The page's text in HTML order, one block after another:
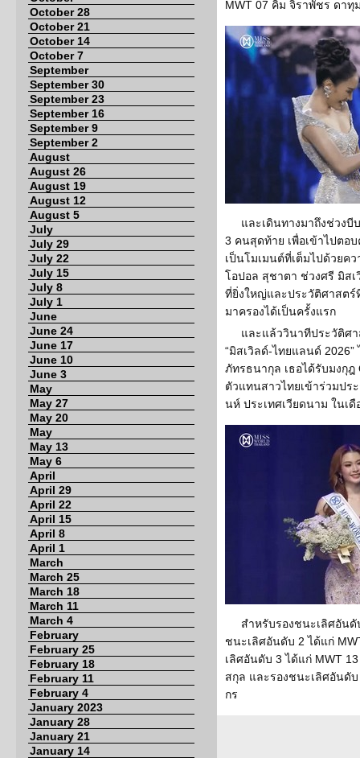
October 28
October 21
October 14
October 7
September
September 30
September 23
September 16
September 9
September 2
August
August 26
August 19
August 12
August 5
July
July 29
July 22
July 15
July 8
July 1
June
June 24
June 17
June 10
June 3
May
May 27
May 20
May
May 13
May 6
April
April 29
April 22
April 15
April 8
April 1
March
March 25
March 18
March 11
March 4
February
February 25
February 18
February 11
February 4
January 2023
January 28
January 21
January 14
MWT 07 คิม จิราพัชร ดาทุ
และเดินทางมาถึงช่วงบี
3 คนสุดท้าย เพื่อเข้าไปตอ
เป็นโมเมนต์ที่เต็มไปด้วยค
โอปอล สุชาตา ช่วงศรี มิส
ที่ยิ่งใหญ่และประวัติศาสตร์
มาครองได้เป็นครั้งแรก
และแล้ววินาทีประวัติศ
“มิสเวิลด์-ไทยแลนด์
ภัทรธนากุล เธอได้รับมงกุฎ
ตัวแทนสาวไทยเข้าร่วมปร
นห์ ประเทศเวียดนาม ในเ
สำหรับรองชนะเลิศอันดั
ชนะเลิศอันดับ 2 ได้แก่
เลิศอันดับ 3 ได้แก่ MWT
สกุล และรองชนะเลิศอันดั
กร